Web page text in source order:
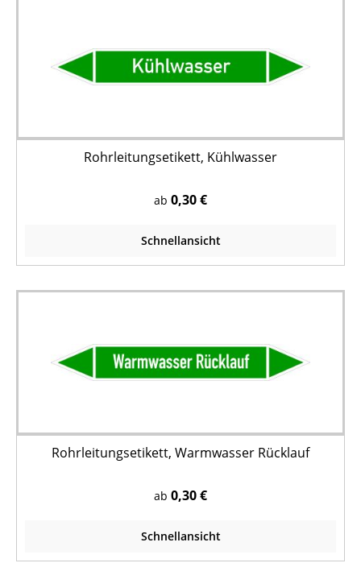
Rohrleitungsetikett, Kühlwasser
ab 0,30 €
Schnellansicht
Rohrleitungsetikett, Warmwasser Rücklauf
ab 0,30 €
Schnellansicht